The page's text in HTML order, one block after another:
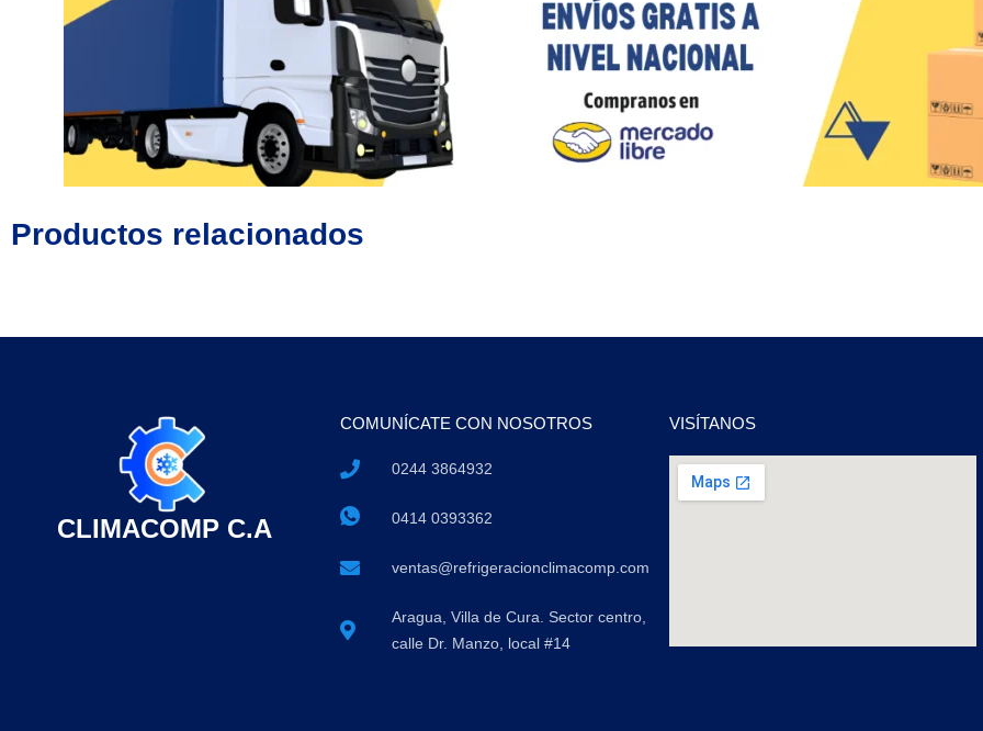
Productos relacionados
CLIMACOMP C.A
COMUNÍCATE CON NOSOTROS
0244 3864932
0414 0393362
ventas@refrigeracionclimacomp.com
Aragua, Villa de Cura. Sector centro,
calle Dr. Manzo, local #14
VISÍTANOS